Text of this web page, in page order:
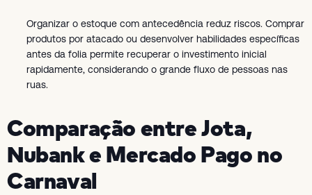
Organizar o estoque com antecedência reduz riscos. Comprar
produtos por atacado ou desenvolver habilidades específicas
antes da folia permite recuperar o investimento inicial
rapidamente, considerando o grande fluxo de pessoas nas
ruas.
Comparação entre Jota,
Nubank e Mercado Pago no
Carnaval